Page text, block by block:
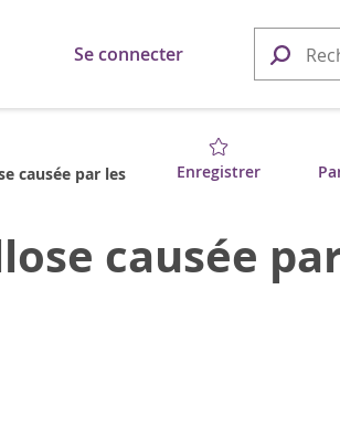
Se connecter
Enregistrer
causée par les
causée